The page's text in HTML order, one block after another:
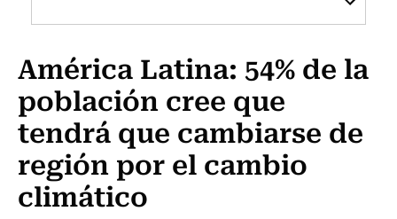
Programas Radio y TV Usach
América Latina: 54% de la
población cree que
tendrá que cambiarse de
región por el cambio
climático